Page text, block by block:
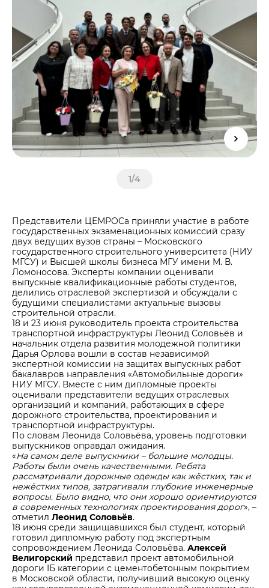
1/4
Представители ЦЕМРОСа приняли участие в работе
государственных экзаменационных комиссий сразу
двух ведущих вузов страны – Московского
государственного строительного университета (НИУ
МГСУ) и Высшей школы бизнеса МГУ имени М. В.
Ломоносова. Эксперты компании оценивали
выпускные квалификационные работы студентов,
делились отраслевой экспертизой и обсуждали с
будущими специалистами актуальные вызовы
строительной отрасли.
18 и 23 июня руководитель проекта строительства
транспортной инфраструктуры Леонид Соловьёв и
начальник отдела развития молодежной политики
Дарья Орлова вошли в состав независимой
экспертной комиссии на защитах выпускных работ
бакалавров направления «Автомобильные дороги»
НИУ МГСУ. Вместе с ним дипломные проекты
оценивали представители ведущих отраслевых
организаций и компаний, работающих в сфере
дорожного строительства, проектирования и
транспортной инфраструктуры.
По словам Леонида Соловьёва, уровень подготовки
выпускников оправдал ожидания.
«На самом деле выпускники – большие молодцы.
Работы были очень качественными. Ребята
рассматривали дорожные одежды как жёстких, так и
нежёстких типов, затрагивали глубокие инженерные
вопросы. Было видно, что они хорошо ориентируются
в современных технологиях проектирования дорог», –
отметил Леонид Соловьёв.
18 июня среди защищавшихся был студент, который
готовил дипломную работу под экспертным
сопровождением Леонида Соловьёва. Алексей
Велигорский представил проект автомобильной
дороги IБ категории с цементобетонным покрытием
в Московской области, получивший высокую оценку
Центры дистрибуции
Реализация ТМЦ и непрофильных активов
Политика в области закупок
В помощь поставщику
Не только цемент
Люди ЦЕМРОСа
Технологии и тренды
Издание для клиентов
Аналитика цементной отрасли
Медиабанк
Пресса о нас
Контакты
Контакты